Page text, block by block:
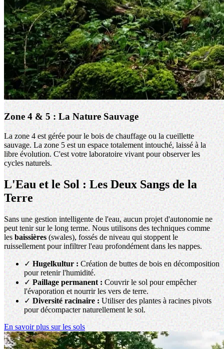
Zone 4 & 5 : La Nature Sauvage
La zone 4 est gérée pour le bois de chauffage ou la cueillette
sauvage. La zone 5 est un espace totalement intouché, laissé à la
libre évolution. C'est votre laboratoire vivant pour observer les
cycles naturels.
L'Eau et le Sol : Les Deux Sangs de la
Terre
Sans une gestion intelligente de l'eau, aucun projet d'autonomie ne
peut tenir sur le long terme. Nous utilisons des techniques comme
les baissières (swales), fossés de niveau qui stoppent le
ruissellement pour infiltrer l'eau profondément dans les nappes.
✓ Hugelkultur :Création de buttes de bois en décomposition
pour retenir l'humidité.
✓ Paillage permanent : Couvrir le sol pour empêcher
l'évaporation et nourrir les vers de terre.
✓ Diversité racinaire :Utiliser des plantes à racines pivots
pour décompacter naturellement le sol.
En savoir plus sur les sols